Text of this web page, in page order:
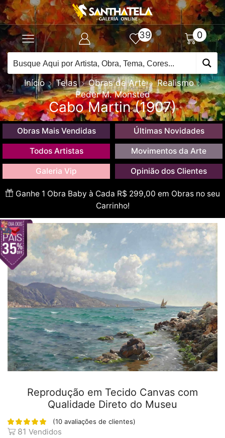
39 0
Início Telas Obras de Arte
Realismo
Peder M. Monsted
Cabo Martin (1907)
Obras Mais Vendidas Últimas Novidades
Todos Artistas Movimentos da Arte
Galeria Vip Opinião dos Clientes
Ganhe 1 Obra Baby à Cada R$ 299,00 em Obras no seu
Carrinho!
Reprodução em Tecido Canvas com
Qualidade Direto do Museu
(10 avaliações de clientes)
81 Vendidos